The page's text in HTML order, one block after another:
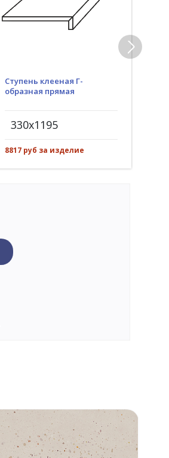
Ступень клееная Г-
образная прямая
330x1195
8817 руб за изделие